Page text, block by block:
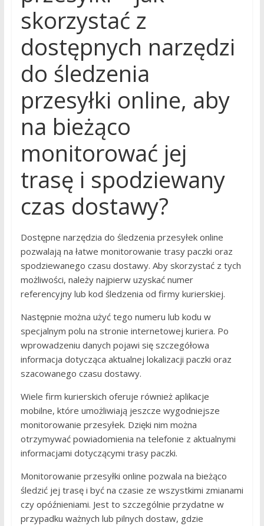
skorzystać z
dostępnych narzędzi
do śledzenia
przesyłki online, aby
na bieżąco
monitorować jej
trasę i spodziewany
czas dostawy?
Dostępne narzędzia do śledzenia przesyłek online
pozwalają na łatwe monitorowanie trasy paczki oraz
spodziewanego czasu dostawy. Aby skorzystać z tych
możliwości, należy najpierw uzyskać numer
referencyjny lub kod śledzenia od firmy kurierskiej.
Następnie można użyć tego numeru lub kodu w
specjalnym polu na stronie internetowej kuriera. Po
wprowadzeniu danych pojawi się szczegółowa
informacja dotycząca aktualnej lokalizacji paczki oraz
szacowanego czasu dostawy.
Wiele firm kurierskich oferuje również aplikacje
mobilne, które umożliwiają jeszcze wygodniejsze
monitorowanie przesyłek. Dzięki nim można
otrzymywać powiadomienia na telefonie z aktualnymi
informacjami dotyczącymi trasy paczki.
Monitorowanie przesyłki online pozwala na bieżąco
śledzić jej trasę i być na czasie ze wszystkimi zmianami
czy opóźnieniami. Jest to szczególnie przydatne w
przypadku ważnych lub pilnych dostaw, gdzie